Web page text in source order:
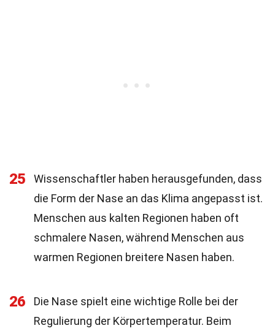
25
Wissenschaftler haben herausgefunden, dass
die Form der Nase an das Klima angepasst ist.
Menschen aus kalten Regionen haben oft
schmalere Nasen, während Menschen aus
warmen Regionen breitere Nasen haben.
26
Die Nase spielt eine wichtige Rolle bei der
Regulierung der Körpertemperatur. Beim